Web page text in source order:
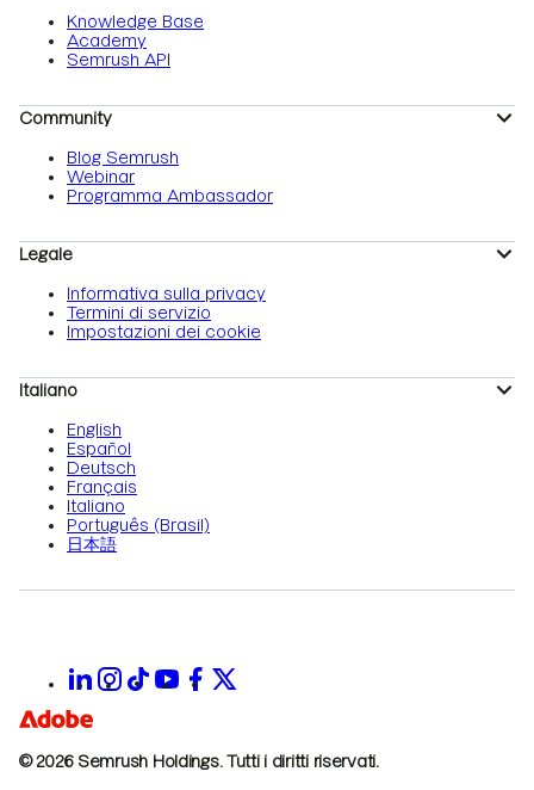
Knowledge Base
Academy
Semrush API
Community
Blog Semrush
Webinar
Programma Ambassador
Legale
Informativa sulla privacy
Termini di servizio
Impostazioni dei cookie
Italiano
English
Español
Deutsch
Français
Italiano
Português (Brasil)
日本語
© 2026 Semrush Holdings. Tutti i diritti riservati.